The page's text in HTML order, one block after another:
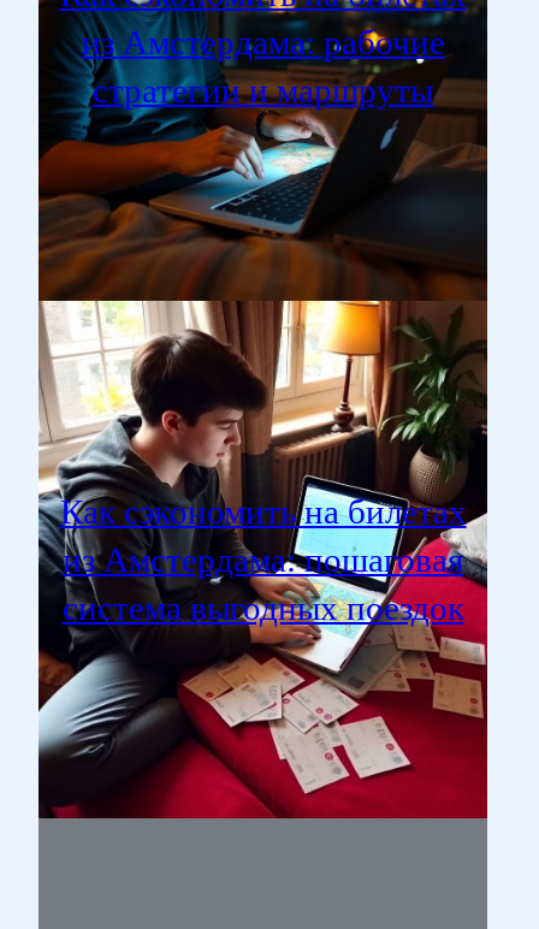
из Амстердама: рабочие
стратегии и маршруты
Как сэкономить на билетах
из Амстердама: пошаговая
система выгодных поездок